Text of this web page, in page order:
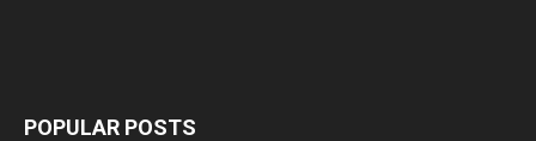
POPULAR POSTS